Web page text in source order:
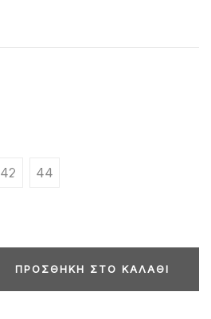
42 44
ΠΡΟΣΘΉΚΗ ΣΤΟ ΚΑΛΆΘΙ